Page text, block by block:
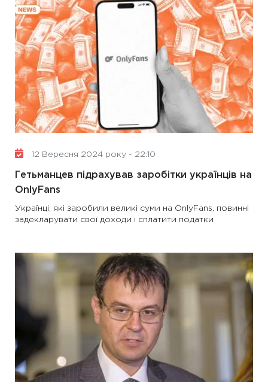
12 Вересня 2024 року - 22:10
Гетьманцев підрахував заробітки українців на
OnlyFans
Українці, які заробили великі суми на OnlyFans, повинні
задекларувати свої доходи і сплатити податки